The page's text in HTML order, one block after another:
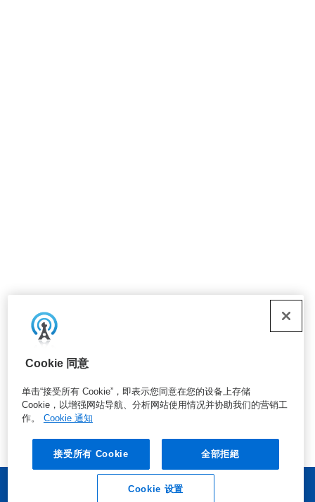
Cookie 同意
单击“接受所有 Cookie”，即表示您同意在您的设备上存储
Cookie，以增强网站导航、分析网站使用情况并协助我们的营销工
作。
Cookie 通知
接受所有 Cookie 全部拒絕
Cookie 设置